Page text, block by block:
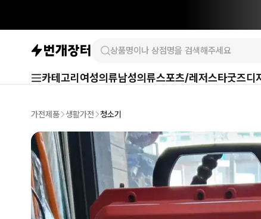
카테고리 여성의류남성의류스포츠/레저스타굿즈디
가전제품 생활가전 청소기